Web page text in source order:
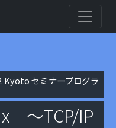
Kyoto セミナープログラ
～TCP/IP